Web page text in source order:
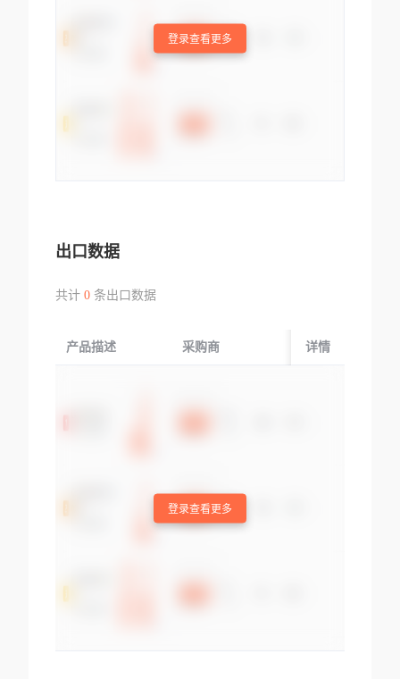
登录查看更多
出口数据
共计 0条出口数据
产品描述 采购商 起运国/地区
详情
登录查看更多